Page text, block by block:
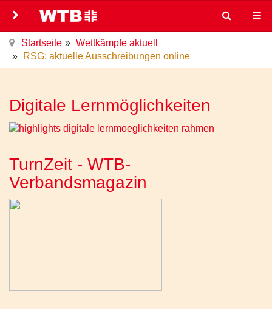
Startseite
Wettkämpfe aktuell
RSG: aktuelle Ausschreibungen online
Digitale Lernmöglichkeiten
TurnZeit - WTB-
Verbandsmagazin